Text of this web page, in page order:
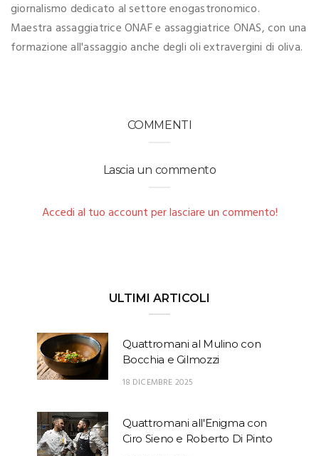
giornalismo dedicato al settore enogastronomico.
Maestra assaggiatrice ONAF e assaggiatrice ONAS, con una
formazione all'assaggio anche degli oli extravergini di oliva.
COMMENTI
Lascia un commento
Accedi al tuo account per lasciare un commento!
ULTIMI ARTICOLI
Quattromani al Mulino con
Bocchia e Gilmozzi
18 DICEMBRE 2025
Quattromani all'Enigma con
Ciro Sieno e Roberto Di Pinto